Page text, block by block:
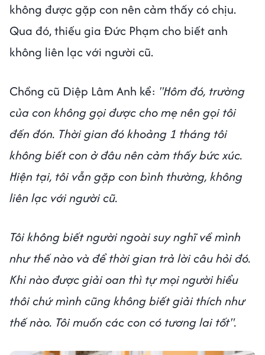
không được gặp con nên cảm thấy có chịu.
Qua đó, thiếu gia Đức Phạm cho biết anh
không liên lạc với người cũ.
Chồng cũ Diệp Lâm Anh kể: "Hôm đó, trường
của con không gọi được cho mẹ nên gọi tôi
đến đón. Thời gian đó khoảng 1 tháng tôi
không biết con ở đâu nên cảm thấy bức xúc.
Hiện tại, tôi vẫn gặp con bình thường, không
liên lạc với người cũ.
Tôi không biết người ngoài suy nghĩ về mình
như thế nào và để thời gian trả lời câu hỏi đó.
Khi nào được giải oan thì tự mọi người hiểu
thôi chứ mình cũng không biết giải thích như
thế nào. Tôi muốn các con có tương lai tốt".